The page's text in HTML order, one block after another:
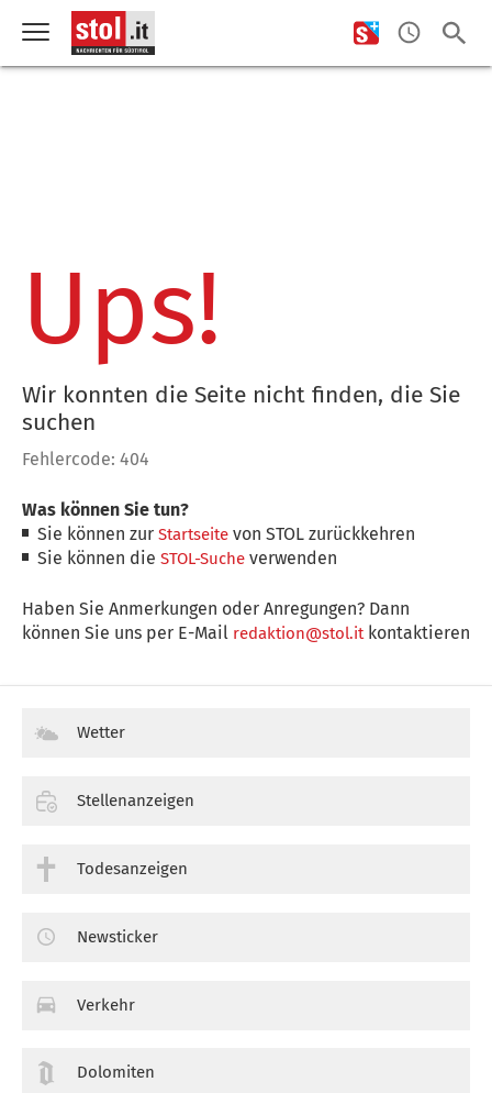
Ups!
Wir konnten die Seite nicht finden, die Sie
suchen
Fehlercode: 404
Was können Sie tun?
Sie können zurStartseite von STOL zurückkehren
Sie können dieSTOL-Suche verwenden
Haben Sie Anmerkungen oder Anregungen? Dann
können Sie uns per E-Mail redaktion@stol.itkontaktieren
Wetter
Stellenanzeigen
Todesanzeigen
Newsticker
Verkehr
Dolomiten